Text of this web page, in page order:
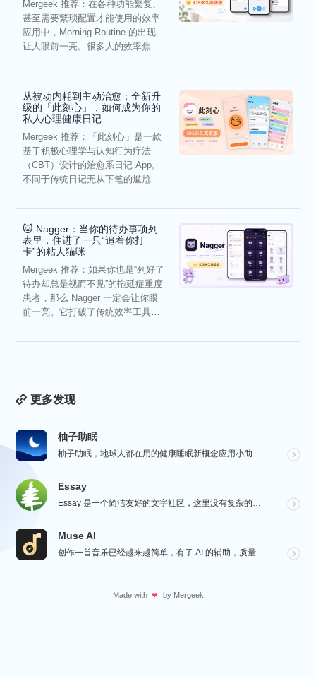
Mergeek 推荐：在各种功能繁复、
甚至需要繁琐配置才能使用的效率
应用中，Morning Routine 的出现
让人眼前一亮。很多人的效率焦
从被动内耗到主动治愈：全新升
级的「此刻心」，如何成为你的
私人心理健康日记
Mergeek 推荐：「此刻心」是一款
基于积极心理学与认知行为疗法
（CBT）设计的治愈系日记 App。
不同于传统日记无从下笔的尴尬，
🐱 Nagger：当你的待办事项列
表里，住进了一只“追着你打
卡”的粘人猫咪
Mergeek 推荐：如果你也是“列好了
待办却总是视而不见”的拖延症重度
患者，那么 Nagger 一定会让你眼
前一亮。它打破了传统效率工具冰
更多发现
柚子助眠
柚子助眠，地球人都在用的健康睡眠新概念应用小助手。Phone必备App神器.每一个热爱生活的人，都值...
Essay
Essay 是一个简洁友好的文字社区，这里没有复杂的社交功能，不会有浏览量，点赞和关注等量化指标去左...
Muse AI
创作一首音乐已经越来越简单，有了 AI 的辅助，质量更加有保障，Muse AI 可以让一个零经验用户...
Made with ❤ by Mergeek